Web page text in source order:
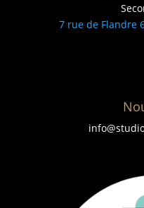
7 rue de Flandre